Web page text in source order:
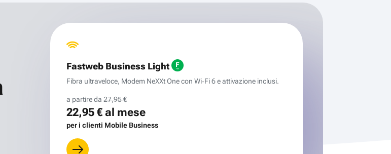
Fastweb Business Light
Fibra ultraveloce, Modem NeXXt One con Wi‑Fi 6 e attivazione inclusi.
a partire da 27,95 €
22,95 €al mese
per i clienti Mobile Business